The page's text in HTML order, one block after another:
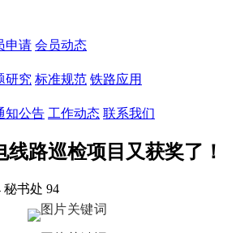
申请 会员动态
研究 标准规范 铁路应用
知公告 工作动态 联系我们
线路巡检项目又获奖了！
秘书处 94